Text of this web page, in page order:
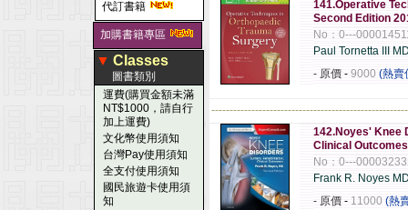
代訂書籍
加購書籍專區
▼ Classes
圖書類別
運費(購買金額未滿
NT$1000，請自行
加上運費)
文化幣使用須知
台灣Pay使用須知
全支付使用須知
國民旅遊卡使用須
知
141.Operative
Second Edition
No：0---
Paul Tornetta III
- 原價 - 9000 (熱賣
142.Noyes' Knee
Clinical
No：0---
Frank R. Noyes
- 原價 - 11000 (熱